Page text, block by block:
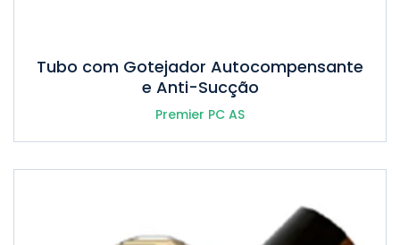
Tubo com Gotejador Autocompensante
e Anti-Sucção
Premier PC AS